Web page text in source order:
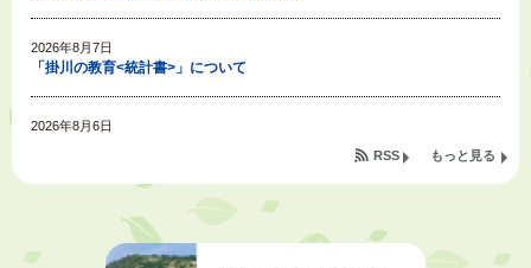
2026年8月7日
「掛川の教育<統計書>」について
2026年8月6日
令和８年度公民館等（大東北公民館、大須賀中央公民館）講座のお知らせ
熱中症対策「クーリングシェルター」の設置について
もっと見る
RSS